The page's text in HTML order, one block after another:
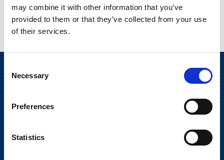
may combine it with other information that you’ve
provided to them or that they’ve collected from your use
of their services.
Selection
Necessary
Preferences
Statistics